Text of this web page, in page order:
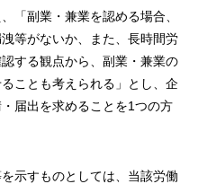
「副業・兼業を認める場合、
等がないか、また、長時間労
する観点から、副業・兼業の
ことも考えられる」とし、企
届出を求めることを1つの方
示すものとしては、当該労働